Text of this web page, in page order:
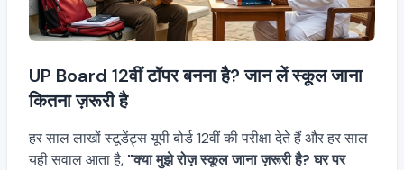
UP Board 12वीं टॉपर बनना है? जान लें स्कूल जाना
कितना ज़रूरी है
हर साल लाखों स्टूडेंट्स यूपी बोर्ड 12वीं की परीक्षा देते हैं और हर साल
यही सवाल आता है, "क्या मुझे रोज़ स्कूल जाना ज़रूरी है? घर पर